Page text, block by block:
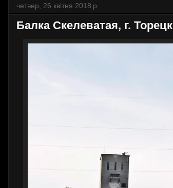
четвер, 26 квітня 2018 р.
Балка Скелеватая, г. Торецк